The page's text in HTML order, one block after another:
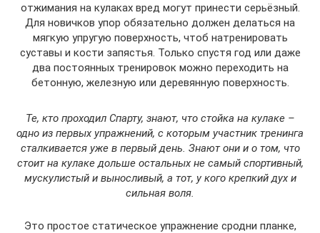
отжимания на кулаках вред могут принести серьёзный.
Для новичков упор обязательно должен делаться на
мягкую упругую поверхность, чтоб натренировать
суставы и кости запястья. Только спустя год или даже
два постоянных тренировок можно переходить на
бетонную, железную или деревянную поверхность.
Те, кто проходил Спарту, знают, что стойка на кулаке –
одно из первых упражнений, с которым участник тренинга
сталкивается уже в первый день. Знают они и о том, что
стоит на кулаке дольше остальных не самый спортивный,
мускулистый и выносливый, а тот, у кого крепкий дух и
сильная воля.
Это простое статическое упражнение сродни планке,